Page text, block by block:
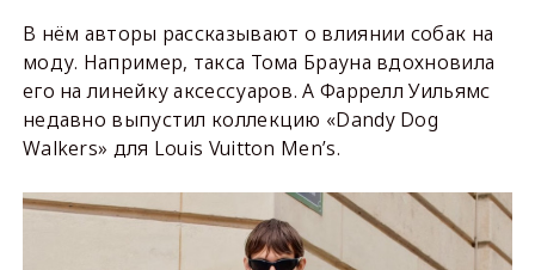
В нём авторы рассказывают о влиянии собак на
моду. Например, такса Тома Брауна вдохновила
его на линейку аксессуаров. А Фаррелл Уильямс
недавно выпустил коллекцию «Dandy Dog
Walkers» для Louis Vuitton Men’s.